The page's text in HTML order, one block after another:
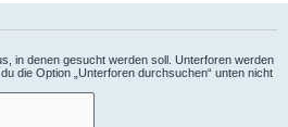
in denen gesucht werden soll. Unterforen werden
die Option „Unterforen durchsuchen“ unten nicht